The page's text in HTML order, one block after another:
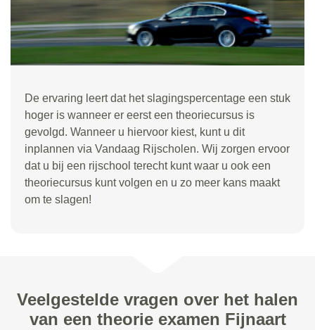
De ervaring leert dat het slagingspercentage een stuk
hoger is wanneer er eerst een theoriecursus is
gevolgd. Wanneer u hiervoor kiest, kunt u dit
inplannen via Vandaag Rijscholen. Wij zorgen ervoor
dat u bij een rijschool terecht kunt waar u ook een
theoriecursus kunt volgen en u zo meer kans maakt
om te slagen!
Veelgestelde vragen over het halen
van een theorie examen Fijnaart